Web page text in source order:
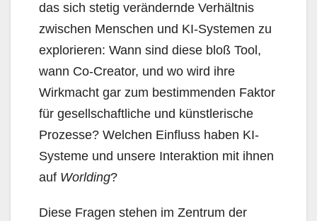
das sich stetig verändernde Verhältnis
zwischen Menschen und KI-Systemen zu
explorieren: Wann sind diese bloß Tool,
wann Co-Creator, und wo wird ihre
Wirkmacht gar zum bestimmenden Faktor
für gesellschaftliche und künstlerische
Prozesse? Welchen Einfluss haben KI-
Systeme und unsere Interaktion mit ihnen
auf Worlding?
Diese Fragen stehen im Zentrum der